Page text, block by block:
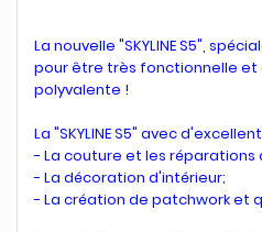
La nouvelle "SKYLINE S5",
pour être très fonctionnelle et
polyvalente !
La "SKYLINE S5" avec
- La couture et les réparations
- La décoration d'intérieur;
- La création de patchwork et